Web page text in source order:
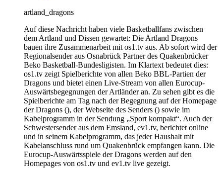
artland_dragons
Auf diese Nachricht haben viele Basketballfans zwischen
dem Artland und Dissen gewartet: Die Artland Dragons
bauen ihre Zusammenarbeit mit os1.tv aus. Ab sofort wird der
Regionalsender aus Osnabrück Partner des Quakenbrücker
Beko Basketball-Bundesligisten. Im Klartext bedeutet dies:
os1.tv zeigt Spielberichte von allen Beko BBL-Partien der
Dragons und bietet einen Live-Stream von allen Eurocup-
Auswärtsbegegnungen der Artländer an. Zu sehen gibt es die
Spielberichte am Tag nach der Begegnung auf der Homepage
der Dragons (), der Webseite des Senders () sowie im
Kabelprogramm in der Sendung „Sport kompakt“. Auch der
Schwestersender aus dem Emsland, ev1.tv, berichtet online
und in seinem Kabelprogramm, das jeder Haushalt mit
Kabelanschluss rund um Quakenbrück empfangen kann. Die
Eurocup-Auswärtsspiele der Dragons werden auf den
Homepages von os1.tv und ev1.tv live gezeigt.